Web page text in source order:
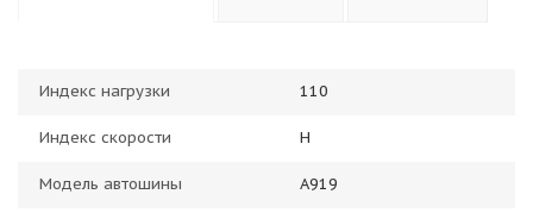
Индекс нагрузки 110
Индекс скорости H
Модель автошины A919